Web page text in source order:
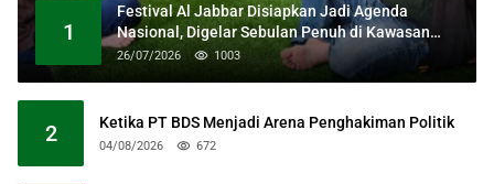
1
Festival Al Jabbar Disiapkan Jadi Agenda
Nasional, Digelar Sebulan Penuh di Kawasan
Masjid Raya Al Jabbar
26/07/2026 1003
2 Ketika PT BDS Menjadi Arena Penghakiman Politik
04/08/2026 672